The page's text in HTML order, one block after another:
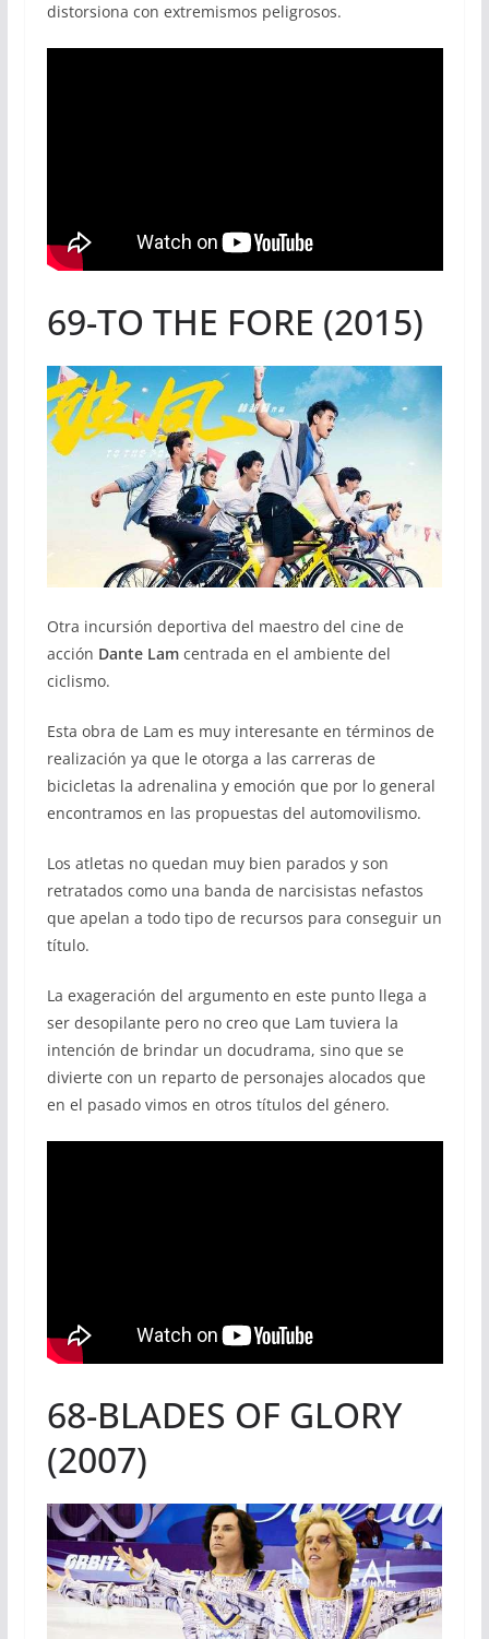
distorsiona con extremismos peligrosos.
69-TO THE FORE (2015)
Otra incursión deportiva del maestro del cine de
acción Dante Lamcentrada en el ambiente del
ciclismo.
Esta obra de Lam es muy interesante en términos de
realización ya que le otorga a las carreras de
bicicletas la adrenalina y emoción que por lo general
encontramos en las propuestas del automovilismo.
Los atletas no quedan muy bien parados y son
retratados como una banda de narcisistas nefastos
que apelan a todo tipo de recursos para conseguir un
título.
La exageración del argumento en este punto llega a
ser desopilante pero no creo que Lam tuviera la
intención de brindar un docudrama, sino que se
divierte con un reparto de personajes alocados que
en el pasado vimos en otros títulos del género.
68-BLADES OF GLORY
(2007)